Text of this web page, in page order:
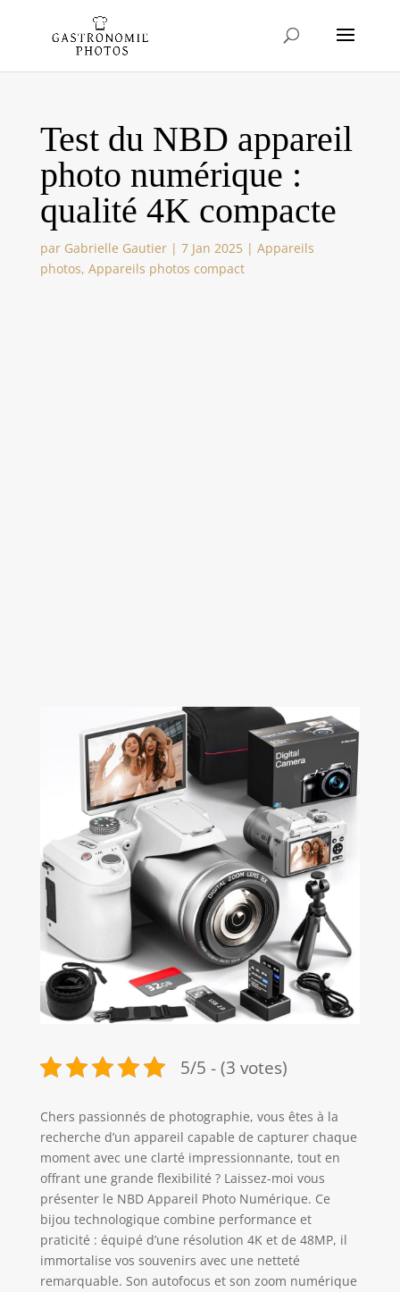
Test du NBD appareil
photo numérique :
qualité 4K compacte
par Gabrielle Gautier| 7 Jan 2025| Appareils
photos, Appareils photos compact
5/5 - (3 votes)
Chers passionnés de photographie, vous êtes à la
recherche d’un appareil capable de capturer chaque
moment avec une clarté impressionnante, tout en
offrant une grande flexibilité ? Laissez-moi vous
présenter le NBD Appareil Photo Numérique. Ce
bijou technologique combine performance et
praticité : équipé d’une résolution 4K et de 48MP, il
immortalise vos souvenirs avec une netteté
remarquable. Son autofocus et son zoom numérique